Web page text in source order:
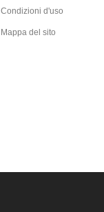
Condizioni d'uso
Mappa del sito